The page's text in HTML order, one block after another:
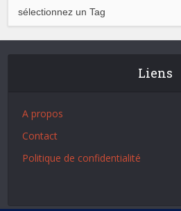
Liens
A propos
Contact
Politique de confidentialité